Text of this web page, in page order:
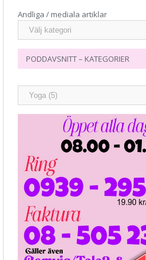
Andliga / mediala artiklar
PODDAVSNITT – KATEGORIER